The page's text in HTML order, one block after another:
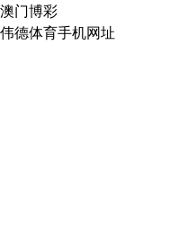
澳门博彩
伟德体育手机网址